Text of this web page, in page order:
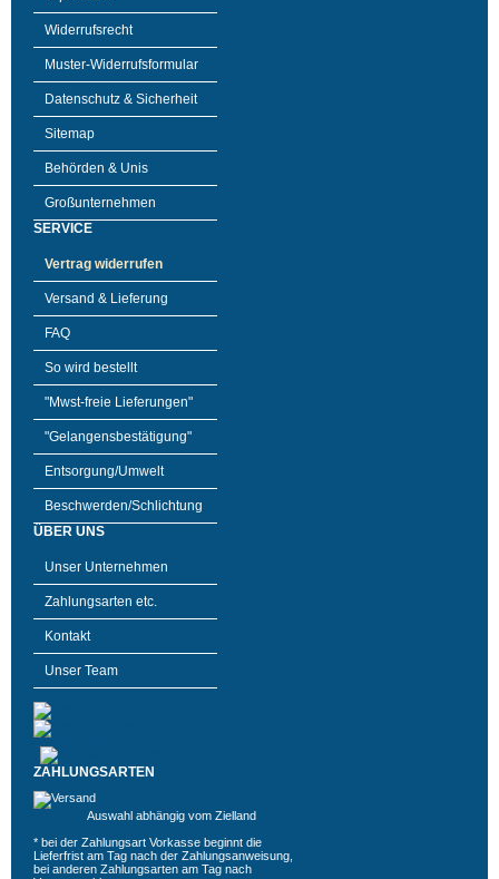
Widerrufsrecht
Muster-Widerrufsformular
Datenschutz & Sicherheit
Sitemap
Behörden & Unis
Großunternehmen
SERVICE
Vertrag widerrufen
Versand & Lieferung
FAQ
So wird bestellt
"Mwst-freie Lieferungen"
"Gelangensbestätigung"
Entsorgung/Umwelt
Beschwerden/Schlichtung
ÜBER UNS
Unser Unternehmen
Zahlungsarten etc.
Kontakt
Unser Team
ZAHLUNGSARTEN
Auswahl abhängig vom Zielland
* bei der Zahlungsart Vorkasse beginnt die
Lieferfrist am Tag nach der Zahlungsanweisung,
bei anderen Zahlungsarten am Tag nach